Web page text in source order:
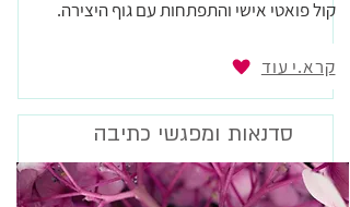
קול פואטי אישי והתפתחות עם גוף היצירה.
קרא.י עוד
סדנאות ומפגשי כתיבה